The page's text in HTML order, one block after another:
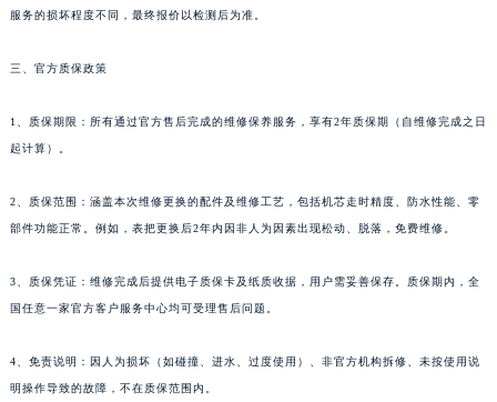
服务的损坏程度不同，最终报价以检测后为准。
三、官方质保政策
1、质保期限：所有通过官方售后完成的维修保养服务，享有2年质保期（自维修完成之日
起计算）。
2、质保范围：涵盖本次维修更换的配件及维修工艺，包括机芯走时精度、防水性能、零
部件功能正常。例如，表把更换后2年内因非人为因素出现松动、脱落，免费维修。
3、质保凭证：维修完成后提供电子质保卡及纸质收据，用户需妥善保存。质保期内，全
国任意一家官方客户服务中心均可受理售后问题。
4、免责说明：因人为损坏（如碰撞、进水、过度使用）、非官方机构拆修、未按使用说
明操作导致的故障，不在质保范围内。